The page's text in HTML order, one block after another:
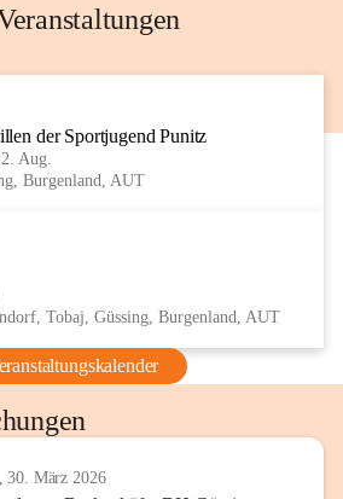
der Sportjugend Punitz
Aug.
Burgenland, AUT
Tobaj, Güssing, Burgenland, AUT
30. März 2026